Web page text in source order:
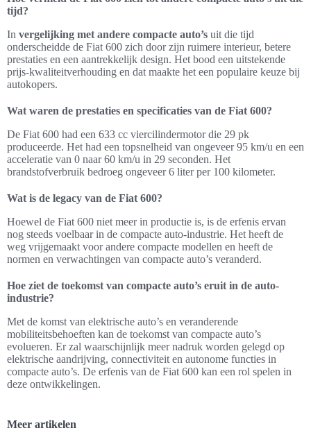
tijd?
In vergelijking met andere compacte auto’s uit die tijd
onderscheidde de Fiat 600 zich door zijn ruimere interieur, betere
prestaties en een aantrekkelijk design. Het bood een uitstekende
prijs-kwaliteitverhouding en dat maakte het een populaire keuze bij
autokopers.
Wat waren de prestaties en specificaties van de Fiat 600?
De Fiat 600 had een 633 cc viercilindermotor die 29 pk
produceerde. Het had een topsnelheid van ongeveer 95 km/u en een
acceleratie van 0 naar 60 km/u in 29 seconden. Het
brandstofverbruik bedroeg ongeveer 6 liter per 100 kilometer.
Wat is de legacy van de Fiat 600?
Hoewel de Fiat 600 niet meer in productie is, is de erfenis ervan
nog steeds voelbaar in de compacte auto-industrie. Het heeft de
weg vrijgemaakt voor andere compacte modellen en heeft de
normen en verwachtingen van compacte auto’s veranderd.
Hoe ziet de toekomst van compacte auto’s eruit in de auto-
industrie?
Met de komst van elektrische auto’s en veranderende
mobiliteitsbehoeften kan de toekomst van compacte auto’s
evolueren. Er zal waarschijnlijk meer nadruk worden gelegd op
elektrische aandrijving, connectiviteit en autonome functies in
compacte auto’s. De erfenis van de Fiat 600 kan een rol spelen in
deze ontwikkelingen.
Meer artikelen